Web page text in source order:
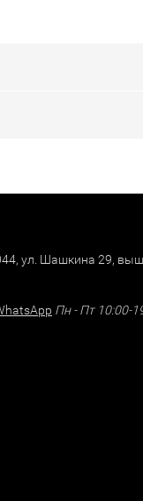
ул. Шашкина 29,
Пн - Пт 10:00-